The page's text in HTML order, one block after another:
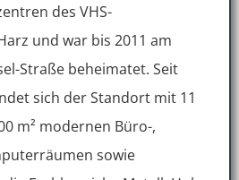
des VHS-
und war bis 2011 am
Straße beheimatet. Seit
sich der Standort mit 11
m² modernen Büro-,
sowie